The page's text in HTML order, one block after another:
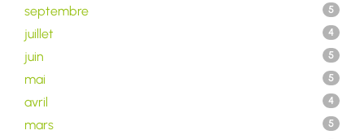
septembre 5
juillet 4
juin 5
mai 5
avril 4
mars 5